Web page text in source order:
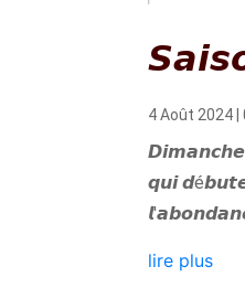
4 Août 2024
𝘿𝙞𝙢𝙖𝙣𝙘𝙝𝙚
𝙦𝙪𝙞
lire plus